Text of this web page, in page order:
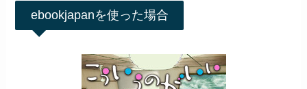
ebookjapanを使った場合